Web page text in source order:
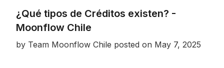
¿Qué tipos de Créditos existen? -
Moonflow Chile
by Team Moonflow Chile posted on May 7, 2025